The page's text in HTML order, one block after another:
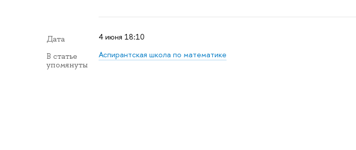
Дата 4 июня 18:10
В статье
упомянуты
Аспирантская школа по математике